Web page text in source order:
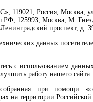
119021, Россия, Москва,
РФ, 125993, Москва, М.
проспект, д.
данных
с использованием
работу нашего сайта.
при помощи
на территории